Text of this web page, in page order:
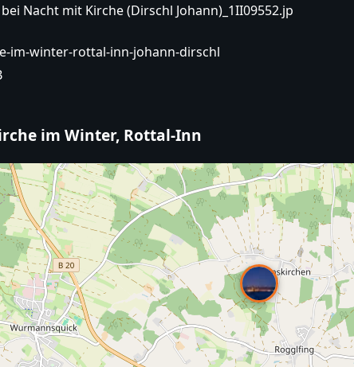
Nacht mit Kirche (Dirschl Johann)_1II09552.jp
im-winter-rottal-inn-johann-dirschl
im Winter, Rottal-Inn